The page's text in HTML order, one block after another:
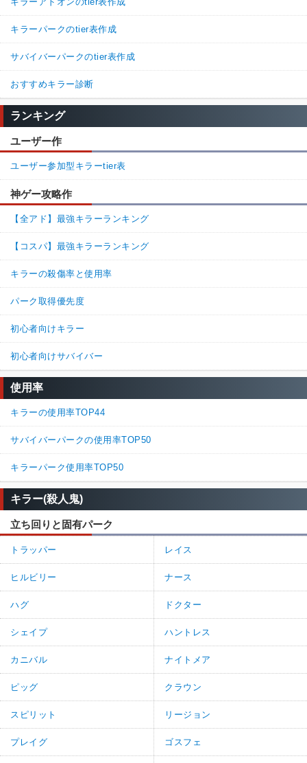
キラーパークのtier表作成
サバイバーパークのtier表作成
おすすめキラー診断
ランキング
ユーザー作
ユーザー参加型キラーtier表
神ゲー攻略作
【全アド】最強キラーランキング
【コスパ】最強キラーランキング
キラーの殺傷率と使用率
パーク取得優先度
初心者向けキラー
初心者向けサバイバー
使用率
キラーの使用率TOP44
サバイバーパークの使用率TOP50
キラーパーク使用率TOP50
キラー(殺人鬼)
立ち回りと固有パーク
トラッパー レイス
ヒルビリー ナース
ハグ ドクター
シェイプ ハントレス
カニバル ナイトメア
ピッグ クラウン
スピリット リージョン
プレイグ ゴスフェ